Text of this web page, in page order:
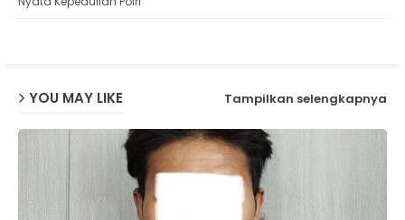
YOU MAY LIKE Tampilkan selengkapnya